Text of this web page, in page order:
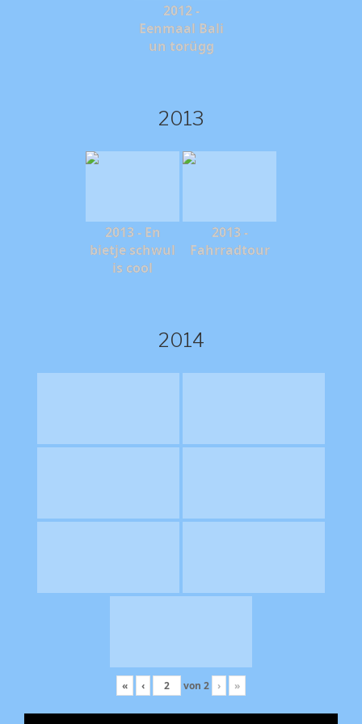
2012 -
Eenmaal Bali
un torügg
2013
2013 - En
bietje schwul
is cool
2013 -
Fahrradtour
2014
« ‹ von 2 › »